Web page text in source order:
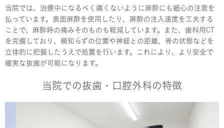
当院では、治療中になるべく痛くないように麻酔にも細心の注意を
払っています。表面麻酔を使用したり、麻酔の注入速度を工夫する
ことで、麻酔時の痛みそのものも軽減しています。また、歯科用CT
を完備しており、親知らずの位置や神経との距離、骨の状態などを
立体的に把握したうえで処置を行います。これにより、より安全で
確実な抜歯が可能になります。
当院での抜歯・口腔外科の特徴